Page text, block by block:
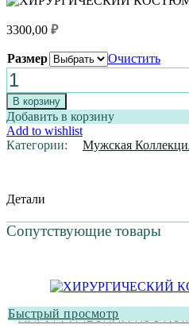
3300,00 ₽
Размер
Очистить
Количество
товара
ХИРУРГИЧЕСКИЙ
КОСТЮМ
«ЯН»
СИНИЙ
В корзину
Добавить в корзину
Add to wishlist
Категории:
Мужская
Детали
Сопутствующие товары
Быстрый просмотр
ХИРУРГИЧЕСКИЙ